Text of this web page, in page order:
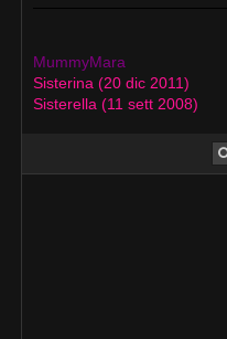
MummyMara
Sisterina (20 dic 2011)
Sisterella (11 sett 2008)